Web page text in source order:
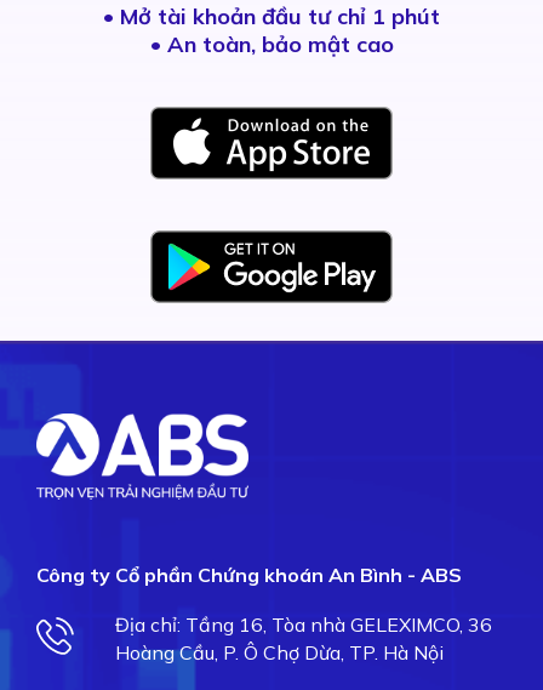
• Mở tài khoản đầu tư chỉ 1 phút
• An toàn, bảo mật cao
Công ty Cổ phần Chứng khoán An Bình - ABS
Địa chỉ: Tầng 16, Tòa nhà GELEXIMCO, 36
Hoàng Cầu, P. Ô Chợ Dừa, TP. Hà Nội